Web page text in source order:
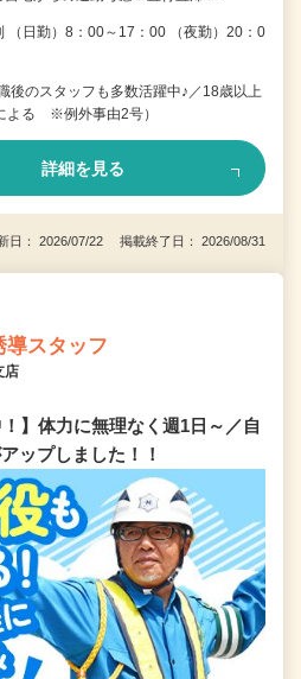
（日勤）8：00～17：00 （夜勤）20：0
後のスタッフも多数活躍中♪／18歳以上
よる ※例外事由2号）
詳細を見る
日： 2026/07/22 掲載終了日： 2026/08/31
導スタッフ
店
】体力に無理なく週1日～／自
ップしました！！